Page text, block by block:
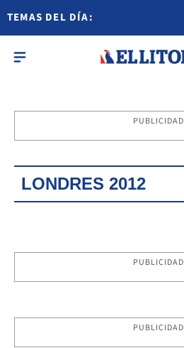
TEMAS DEL DÍA:
PUBLICIDAD
LONDRES 2012
PUBLICIDAD
PUBLICIDAD